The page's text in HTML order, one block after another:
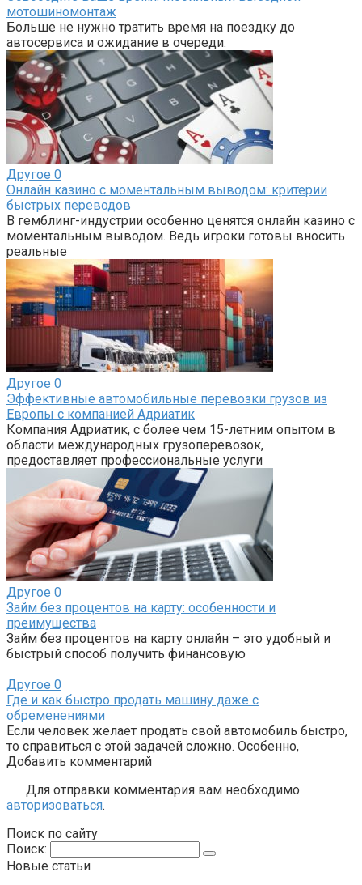
мотошиномонтаж
Больше не нужно тратить время на поездку до
автосервиса и ожидание в очереди.
Другое 0
Онлайн казино с моментальным выводом: критерии
быстрых переводов
В гемблинг-индустрии особенно ценятся онлайн казино с
моментальным выводом. Ведь игроки готовы вносить
реальные
Другое 0
Эффективные автомобильные перевозки грузов из
Европы с компанией Адриатик
Компания Адриатик, с более чем 15-летним опытом в
области международных грузоперевозок,
предоставляет профессиональные услуги
Другое 0
Займ без процентов на карту: особенности и
преимущества
Займ без процентов на карту онлайн – это удобный и
быстрый способ получить финансовую
Другое 0
Где и как быстро продать машину даже с
обременениями
Если человек желает продать свой автомобиль быстро,
то справиться с этой задачей сложно. Особенно,
Добавить комментарий
Для отправки комментария вам необходимо
авторизоваться.
Поиск по сайту
Поиск:
Новые статьи